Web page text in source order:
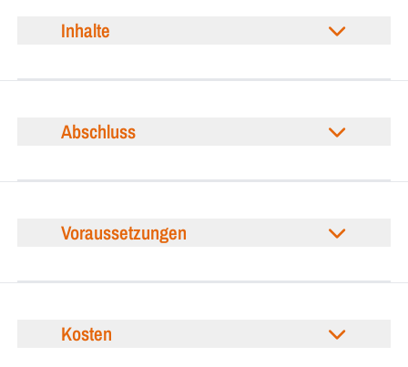
Inhalte
Abschluss
Voraussetzungen
Kosten